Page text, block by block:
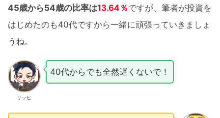
45歳から54歳の比率は13.64％ですが、筆者が投資を
はじめたのも40代ですから一緒に頑張っていきましょ
うね。
リッヒ
40代からでも全然遅くないで！